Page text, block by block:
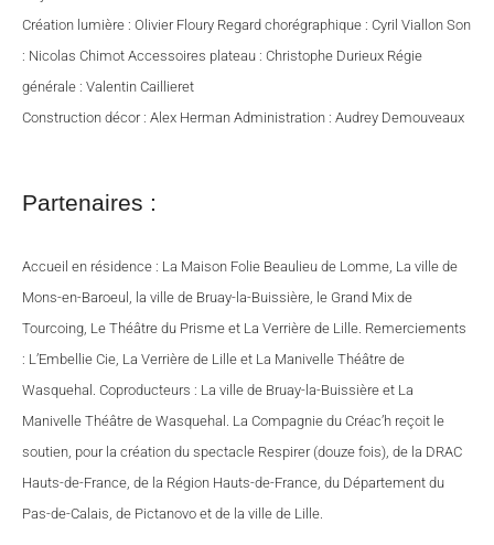
Création lumière : Olivier Floury Regard chorégraphique : Cyril Viallon Son
: Nicolas Chimot Accessoires plateau : Christophe Durieux Régie
générale : Valentin Caillieret
Construction décor : Alex Herman Administration : Audrey Demouveaux
Partenaires :
Accueil en résidence : La Maison Folie Beaulieu de Lomme, La ville de
Mons-en-Baroeul, la ville de Bruay-la-Buissière, le Grand Mix de
Tourcoing, Le Théâtre du Prisme et La Verrière de Lille. Remerciements
: L’Embellie Cie, La Verrière de Lille et La Manivelle Théâtre de
Wasquehal. Coproducteurs : La ville de Bruay-la-Buissière et La
Manivelle Théâtre de Wasquehal. La Compagnie du Créac’h reçoit le
soutien, pour la création du spectacle Respirer (douze fois), de la DRAC
Hauts-de-France, de la Région Hauts-de-France, du Département du
Pas-de-Calais, de Pictanovo et de la ville de Lille.